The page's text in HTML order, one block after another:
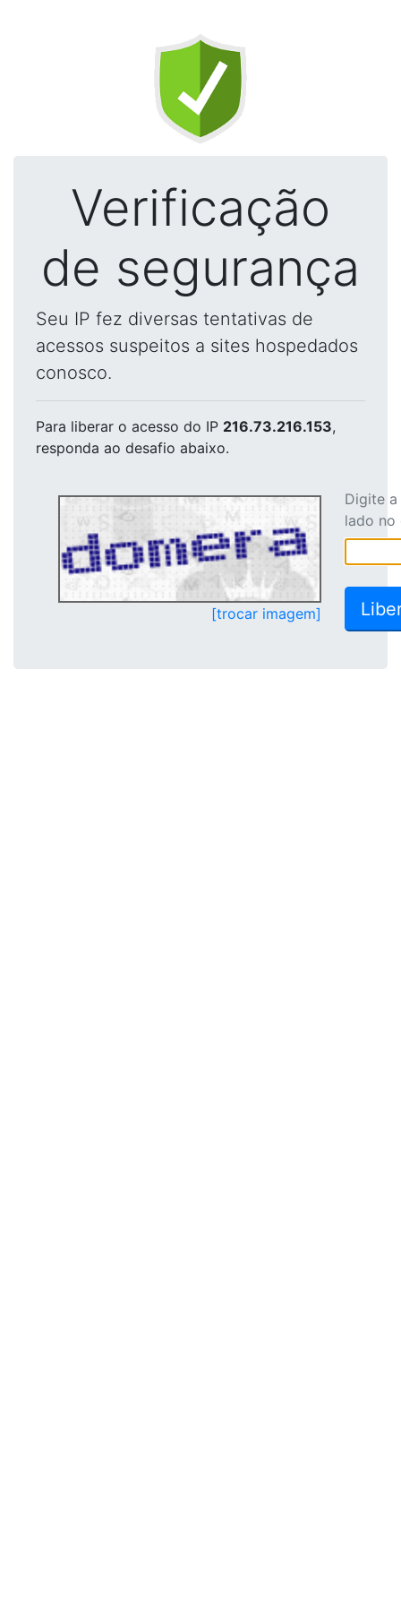
Verificação
de segurança
Seu IP fez diversas tentativas de
acessos suspeitos a sites hospedados
conosco.
Para liberar o acesso do IP 216.73.216.153,
responda ao desafio abaixo.
[trocar imagem]
Digite
lado no